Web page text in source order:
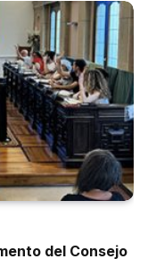
del Consejo